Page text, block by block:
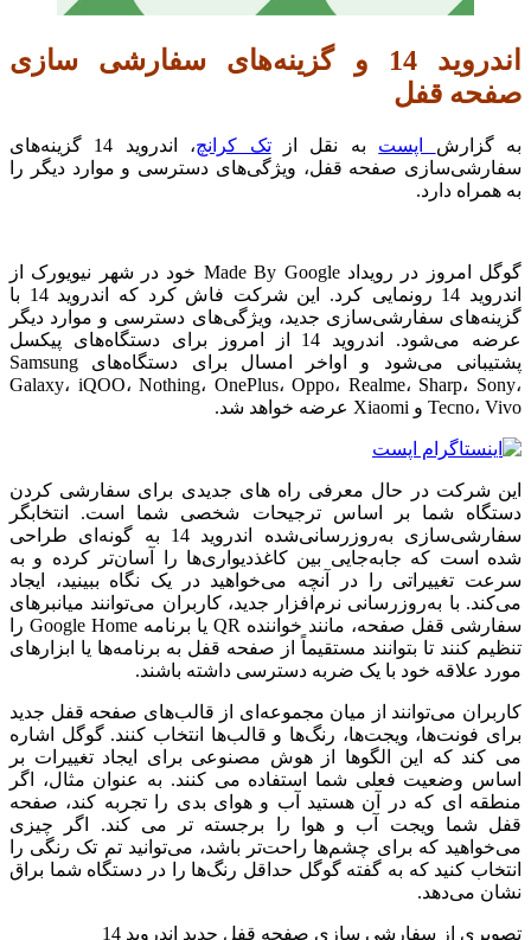
اندروید 14 و گزینه‌های سفارشی‌ سازی
صفحه قفل
به گزارش اپست به نقل ازتک کرانچ
، اندروید 14 گزینه‌های
سفارشی‌سازی صفحه قفل، ویژگی‌های دسترسی و موارد دیگر را
به همراه دارد.
گوگل امروز در رویداد Made By Google خود در شهر نیویورک از
اندروید 14 رونمایی کرد.
این شرکت فاش کرد که اندروید 14 با
گزینه‌های سفارشی‌سازی جدید، ویژگی‌های دسترسی و موارد دیگر
عرضه می‌شود.
اندروید 14 از امروز برای دستگاه‌های پیکسل
پشتیبانی می‌شود و اواخر امسال برای دستگاه‌های Samsung
Galaxy، iQOO، Nothing، OnePlus، Oppo، Realme، Sharp، Sony،
Tecno، Vivo و Xiaomi عرضه خواهد شد.
این شرکت در حال معرفی راه های جدیدی برای سفارشی کردن
دستگاه شما بر اساس ترجیحات شخصی شما است.
انتخابگر
سفارشی‌سازی به‌روزرسانی‌شده اندروید 14 به گونه‌ای طراحی
شده است که جابه‌جایی بین کاغذدیواری‌ها را آسان‌تر کرده و به
سرعت تغییراتی را در آنچه می‌خواهید در یک نگاه ببینید، ایجاد
می‌کند. با به‌روزرسانی نرم‌افزار جدید، کاربران می‌توانند میانبرهای
سفارشی قفل صفحه، مانند خواننده QR یا برنامه Google Home را
تنظیم کنند تا بتوانند مستقیماً از صفحه قفل به برنامه‌ها یا ابزارهای
مورد علاقه خود با یک ضربه دسترسی داشته باشند.
کاربران می‌توانند از میان مجموعه‌ای از قالب‌های صفحه قفل جدید
برای فونت‌ها، ویجت‌ها، رنگ‌ها و قالب‌ها انتخاب کنند. گوگل اشاره
می کند که این الگوها از هوش مصنوعی برای ایجاد تغییرات بر
اساس وضعیت فعلی شما استفاده می کنند. به عنوان مثال، اگر
منطقه ای که در آن هستید آب و هوای بدی را تجربه کند، صفحه
قفل شما ویجت آب و هوا را برجسته تر می کند.
اگر چیزی
می‌خواهید که برای چشم‌ها راحت‌تر باشد، می‌توانید تم تک رنگی را
انتخاب کنید که به گفته گوگل حداقل رنگ‌ها را در دستگاه شما براق
نشان می‌دهد.
تصویری از سفارشی سازی صفحه قفل جدید اندروید 14